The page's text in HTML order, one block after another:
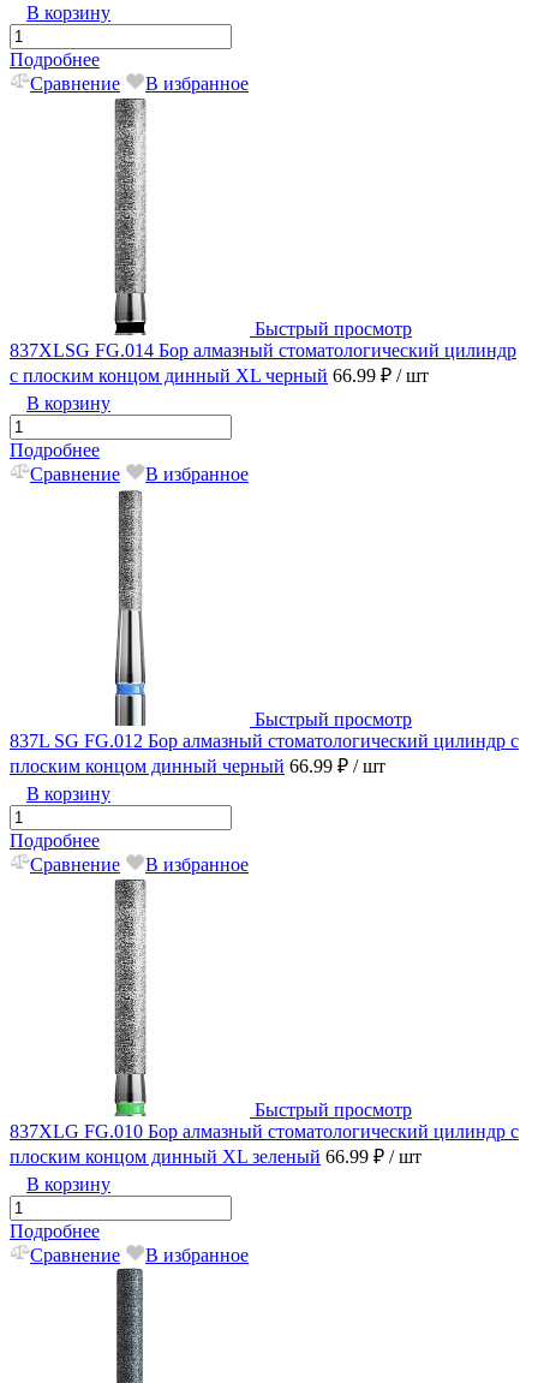
В корзину
Подробнее
Сравнение
В избранное
Быстрый просмотр
837XLSG FG.014 Бор алмазный стоматологический цилиндр
с плоским концом динный XL черный 66.99 ₽ / шт
В корзину
Подробнее
Сравнение
В избранное
Быстрый просмотр
837L SG FG.012 Бор алмазный стоматологический цилиндр с
плоским концом динный черный 66.99 ₽ / шт
В корзину
Подробнее
Сравнение
В избранное
Быстрый просмотр
837XLG FG.010 Бор алмазный стоматологический цилиндр с
плоским концом динный XL зеленый 66.99 ₽ / шт
В корзину
Подробнее
Сравнение
В избранное